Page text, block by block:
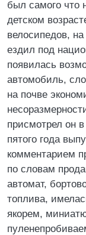
был самого что
детском
велосипедов,
ездил под
появилась
автомобиль,
на почве
присмотрел он
пятого года
комментарием
по словам
автомат,
топлива,
якорем,